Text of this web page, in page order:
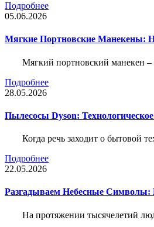
Подробнее
05.06.2026
Мягкие Портновские Манекены:
Мягкий портновский манекен –
Подробнее
28.05.2026
Пылесосы Dyson:
Когда речь заходит о бытовой
Подробнее
22.05.2026
Разгадываем Небесные Символы:
На протяжении тысячелетий